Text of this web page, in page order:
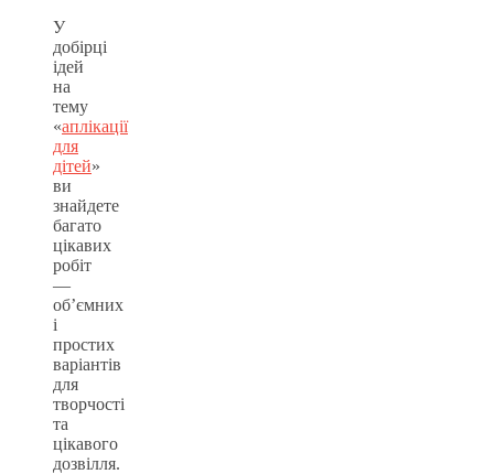
У
добірці
ідей
на
тему
«аплікації
для
дітей»
ви
знайдете
багато
цікавих
робіт
—
об’ємних
і
простих
варіантів
для
творчості
та
цікавого
дозвілля.